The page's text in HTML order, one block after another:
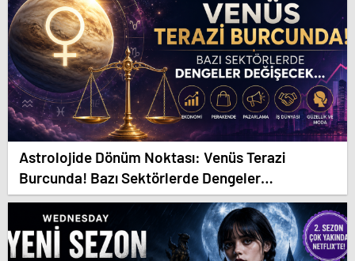
Astrolojide Dönüm Noktası: Venüs Terazi
Burcunda! Bazı Sektörlerde Dengeler
Değişecek…